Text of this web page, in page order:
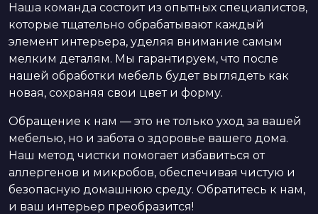
Наша команда состоит из опытных специалистов,
которые тщательно обрабатывают каждый
элемент интерьера, уделяя внимание самым
мелким деталям. Мы гарантируем, что после
нашей обработки мебель будет выглядеть как
новая, сохраняя свои цвет и форму.
Обращение к нам — это не только уход за вашей
мебелью, но и забота о здоровье вашего дома.
Наш метод чистки помогает избавиться от
аллергенов и микробов, обеспечивая чистую и
безопасную домашнюю среду. Обратитесь к нам,
и ваш интерьер преобразится!